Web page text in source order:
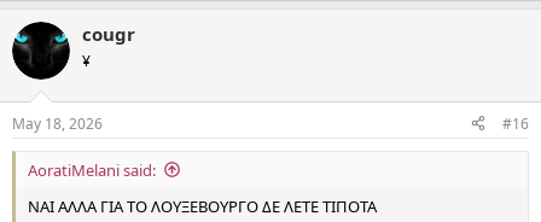
cougr
¥
May 18, 2026 #16
AoratiMelani said:
ΝΑΙ ΑΛΛΑ ΓΙΑ ΤΟ ΛΟΥΞΕΒΟΥΡΓΟ ΔΕ ΛΕΤΕ ΤΙΠΟΤΑ